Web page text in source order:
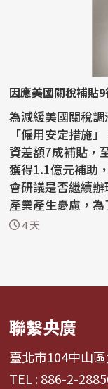
因應美國關稅補貼
為減緩美國關稅
「僱用安定措施
資差額7成補貼，
獲得1.1億元補助
會研議是否繼續辦理。 美國關稅政策及匯率
產業產生憂慮，
僱...4 天
聯繫央廣
臺北市104中山
TEL : 886-2-